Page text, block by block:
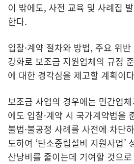
이 밖에도, 사전 교육 및 사례집
한다.
입찰·계약 절차와 방법, 주요 위
강화로 보조금 지원업체의 규정
에 대한 경각심을 제고할 계획이
보조금 사업의 경우에는 민간업
에도 입찰·계약 시 국가계약법을
불법·불공정 사례를 사전에 차단
도하여 ‘탄소중립설비 지원사업’
산낭비를 줄이는데 기여할 것으